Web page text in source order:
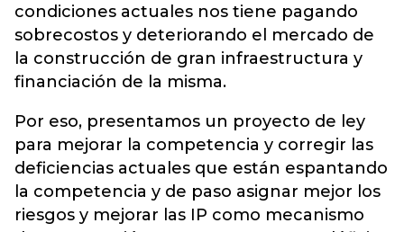
condiciones actuales nos tiene pagando
sobrecostos y deteriorando el mercado de
la construcción de gran infraestructura y
financiación de la misma.
Por eso, presentamos un proyecto de ley
para mejorar la competencia y corregir las
deficiencias actuales que están espantando
la competencia y de paso asignar mejor los
riesgos y mejorar las IP como mecanismo